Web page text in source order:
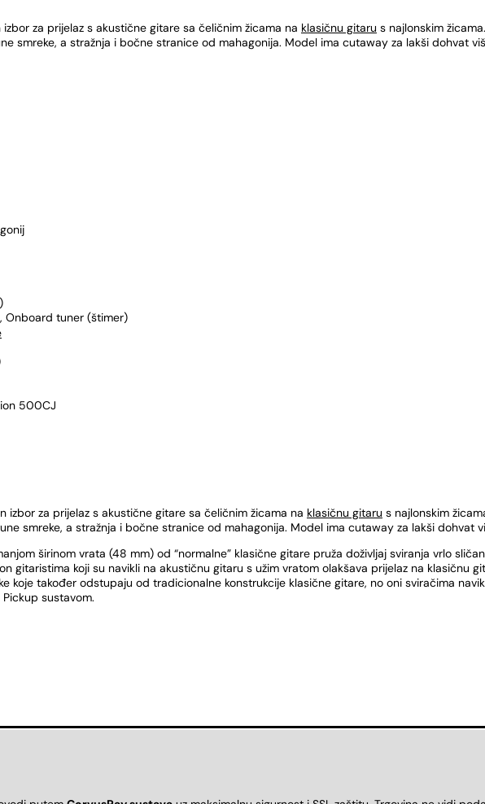
izbor za prijelaz s akustične gitare sa čeličnim žicama na klasičnu gitaru s najlonskim žicama.
smreke, a stražnja i bočne stranice od mahagonija. Model ima cutaway za lakši dohvat
Onboard tuner (štimer)
500CJ
izbor za prijelaz s akustične gitare sa čeličnim žicama na klasičnu gitaru s najlonskim
smreke, a stražnja i bočne stranice od mahagonija. Model ima cutaway za lakši dohvat
širinom vrata (48 mm) od “normalne” klasične gitare pruža doživljaj sviranja vrlo
gitaristima koji su navikli na akustičnu gitaru s užim vratom olakšava prijelaz na klasičnu
koje također odstupaju od tradicionalne konstrukcije klasične gitare, no oni sviračima
sustavom.